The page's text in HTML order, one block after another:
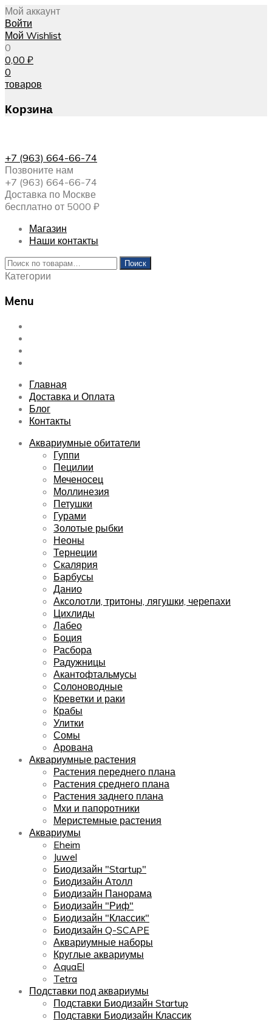
Мой аккаунт
Войти
Мой Wishlist
0
0,00 ₽
0
товаров
Корзина
+7 (963) 664-66-74
Позвоните нам
+7 (963) 664-66-74
Доставка по Москве
бесплатно от 5000 ₽
Магазин
Наши контакты
Искать:
Поиск
Категории
Menu
Skip
content
Главная
Доставка и Оплата
Блог
Контакты
Аквариумные обитатели
Гуппи
Пецилии
Меченосец
Моллинезия
Петушки
Гурами
Золотые рыбки
Неоны
Тернеции
Скалярия
Барбусы
Данио
Аксолотли, тритоны, лягушки, черепахи
Цихлиды
Лабео
Боция
Расбора
Радужницы
Акантофтальмусы
Солоноводные
Креветки и раки
Крабы
Улитки
Сомы
Арована
Аквариумные растения
Растения переднего плана
Растения среднего плана
Растения заднего плана
Мхи и папоротники
Меристемные растения
Аквариумы
Eheim
Juwel
Биодизайн "Startup"
Биодизайн Атолл
Биодизайн Панорама
Биодизайн "Риф"
Биодизайн "Классик"
Биодизайн Q-SCAPE
Аквариумные наборы
Круглые аквариумы
AquaEl
Tetra
Подставки под аквариумы
Подставки Биодизайн Startup
Подставки Биодизайн Классик